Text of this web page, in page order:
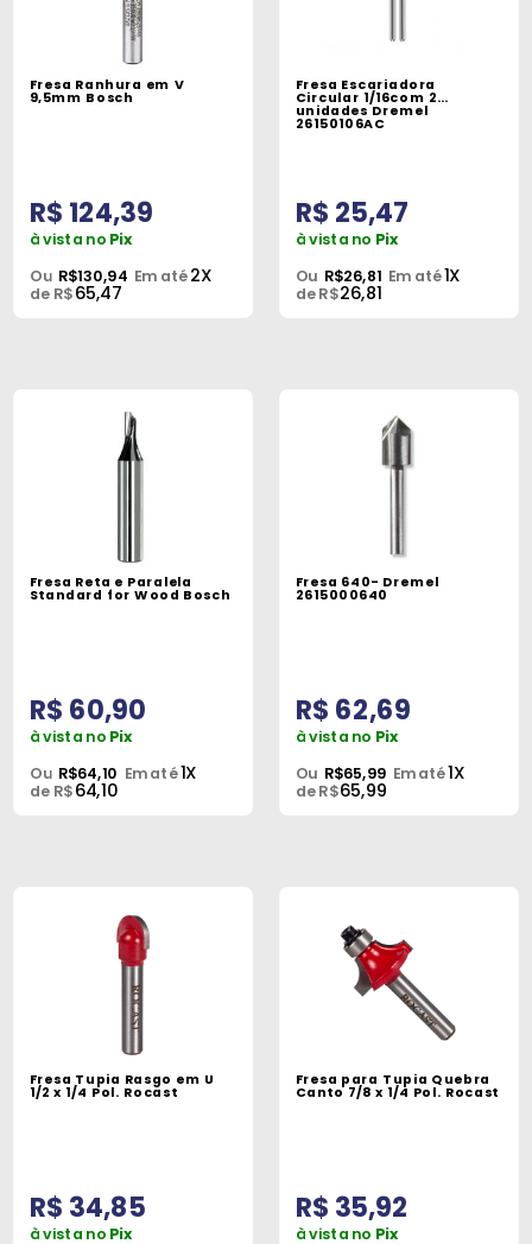
Fresa Ranhura em V
9,5mm Bosch
R$ 124,39
à vista no Pix
Ou R$130,94 Em até2X
de R$65,47
Fresa Escariadora
Circular 1/16com 2
unidades Dremel
26150106AC
R$ 25,47
à vista no Pix
Ou R$26,81 Em até1X
de R$26,81
Fresa Reta e Paralela
Standard for Wood Bosch
R$ 60,90
à vista no Pix
Ou R$64,10 Em até1X
de R$64,10
Fresa 640- Dremel
2615000640
R$ 62,69
à vista no Pix
Ou R$65,99 Em até1X
de R$65,99
Fresa Tupia Rasgo em U
1/2 x 1/4 Pol. Rocast
R$ 34,85
à vista no Pix
Fresa para Tupia Quebra
Canto 7/8 x 1/4 Pol. Rocast
R$ 35,92
à vista no Pix